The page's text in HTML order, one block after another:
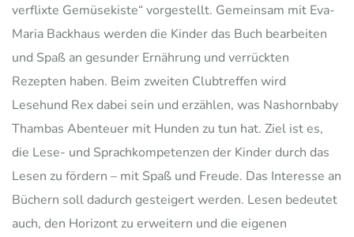
verflixte Gemüsekiste“ vorgestellt. Gemeinsam mit Eva-
Maria Backhaus werden die Kinder das Buch bearbeiten
und Spaß an gesunder Ernährung und verrückten
Rezepten haben. Beim zweiten Clubtreffen wird
Lesehund Rex dabei sein und erzählen, was Nashornbaby
Thambas Abenteuer mit Hunden zu tun hat. Ziel ist es,
die Lese- und Sprachkompetenzen der Kinder durch das
Lesen zu fördern – mit Spaß und Freude. Das Interesse an
Büchern soll dadurch gesteigert werden. Lesen bedeutet
auch, den Horizont zu erweitern und die eigenen